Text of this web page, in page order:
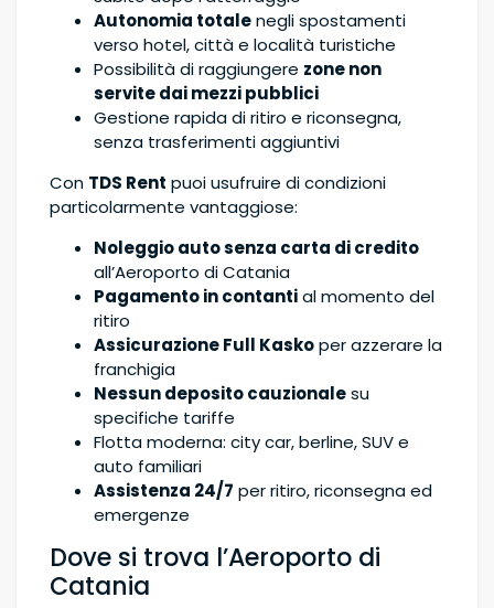
Autonomia totalenegli spostamenti
verso hotel, città e località turistiche
Possibilità di raggiungere zone non
servite dai mezzi pubblici
Gestione rapida di ritiro e riconsegna,
senza trasferimenti aggiuntivi
Con TDS Rent puoi usufruire di condizioni
particolarmente vantaggiose:
Noleggio auto senza carta di credito
all’Aeroporto di Catania
Pagamento in contantial momento del
ritiro
Assicurazione Full Kaskoper azzerare la
franchigia
Nessun deposito cauzionalesu
specifiche tariffe
Flotta moderna: city car, berline, SUV e
auto familiari
Assistenza 24/7 per ritiro, riconsegna ed
emergenze
Dove si trova l’Aeroporto di
Catania